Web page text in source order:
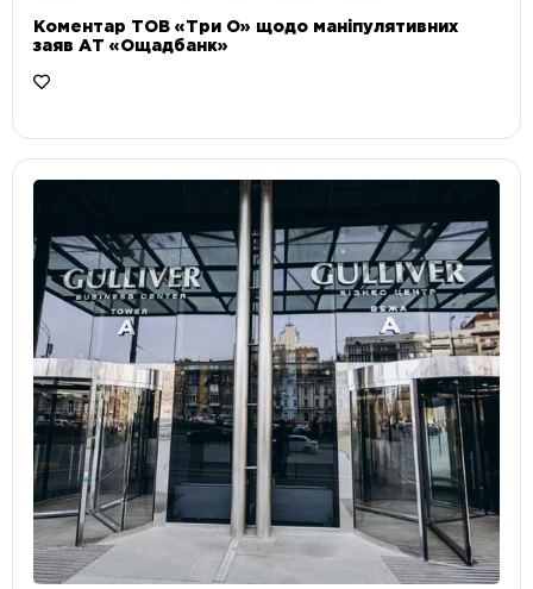
Коментар ТОВ «Три О» щодо маніпулятивних
заяв АТ «Ощадбанк»